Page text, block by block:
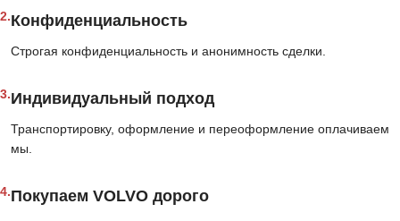
2.Конфиденциальность
Строгая конфиденциальность и анонимность сделки.
3.Индивидуальный подход
Транспортировку, оформление и переоформление оплачиваем
мы.
4.Покупаем VOLVO дорого